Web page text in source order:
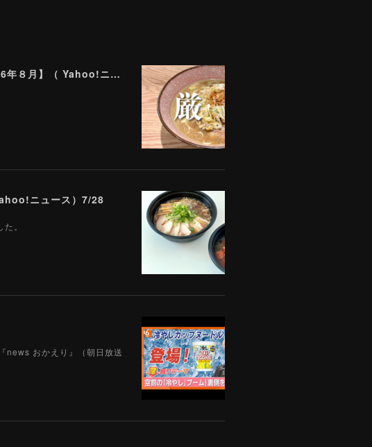
ラーメン評論家が実食して厳選！ 「いま絶対に食べるべきラーメン」ベスト５！【2026年８月】（ Yahoo!ニュース）8/2
ニュース）7/28
。
news おかえり』（朝日放送